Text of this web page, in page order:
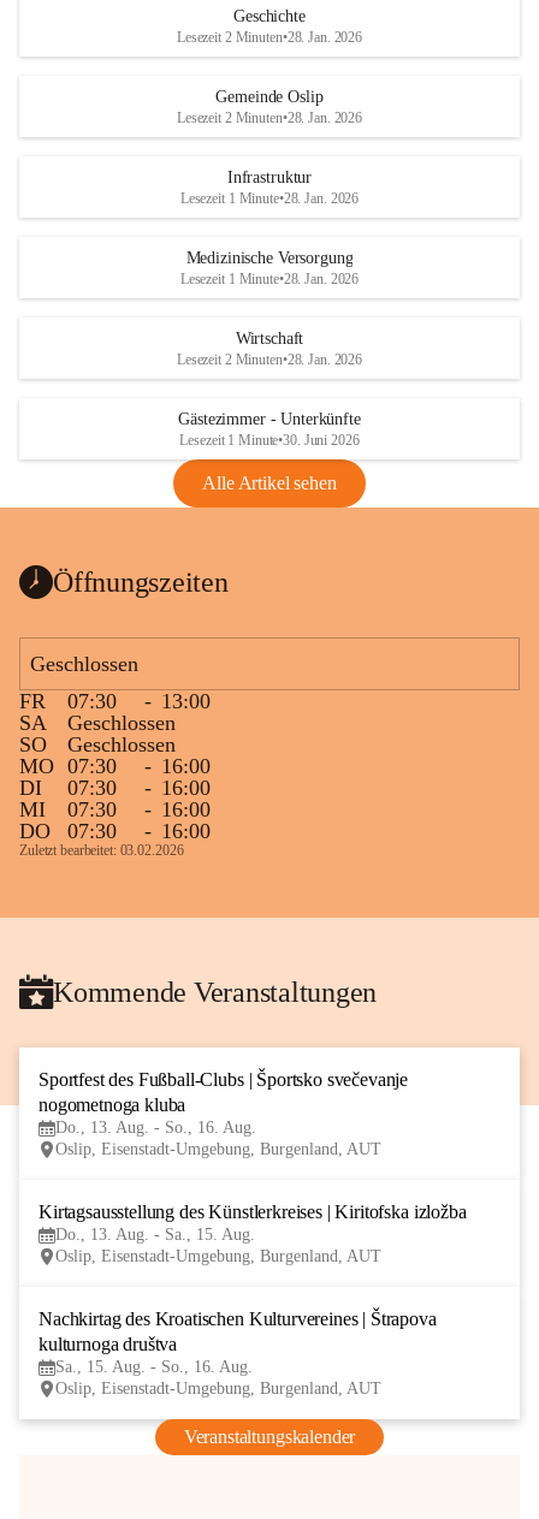
Geschichte
Lesezeit 2 Minuten•28. Jan. 2026
Gemeinde Oslip
Lesezeit 2 Minuten•28. Jan. 2026
Infrastruktur
Lesezeit 1 Minute•28. Jan. 2026
Medizinische Versorgung
Lesezeit 1 Minute•28. Jan. 2026
Wirtschaft
Lesezeit 2 Minuten•28. Jan. 2026
Gästezimmer - Unterkünfte
Lesezeit 1 Minute•30. Juni 2026
Alle Artikel sehen
Öffnungszeiten
Geschlossen
FR
07:30 - 13:00
SA
Geschlossen
SO
Geschlossen
MO 07:30 - 16:00
DI
07:30 - 16:00
MI
07:30 - 16:00
DO
07:30 - 16:00
Zuletzt bearbeitet: 03.02.2026
Kommende Veranstaltungen
Sportfest des Fußball-Clubs | Športsko svečevanje
nogometnoga kluba
Do., 13. Aug. - So., 16. Aug.
Oslip, Eisenstadt-Umgebung, Burgenland, AUT
Kirtagsausstellung des Künstlerkreises | Kiritofska izložba
Do., 13. Aug. - Sa., 15. Aug.
Oslip, Eisenstadt-Umgebung, Burgenland, AUT
Nachkirtag des Kroatischen Kulturvereines | Štrapova
kulturnoga društva
Sa., 15. Aug. - So., 16. Aug.
Oslip, Eisenstadt-Umgebung, Burgenland, AUT
Veranstaltungskalender